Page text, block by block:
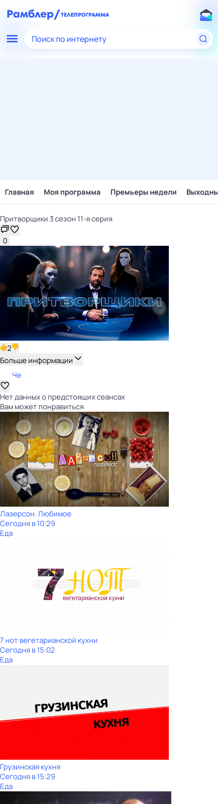
Поиск по интернету
Главная Моя программа Премьеры недели
Притворщики 3 сезон 11-я серия
0
2
Больше информации
Че
Нет данных о предстоящих сеансах
Вам может понравиться
Лазерсон. Любимое
Сегодня в 10:29
Еда
7 нот вегетарианской кухни
Сегодня в 15:02
Еда
Грузинская кухня
Сегодня в 15:29
Еда